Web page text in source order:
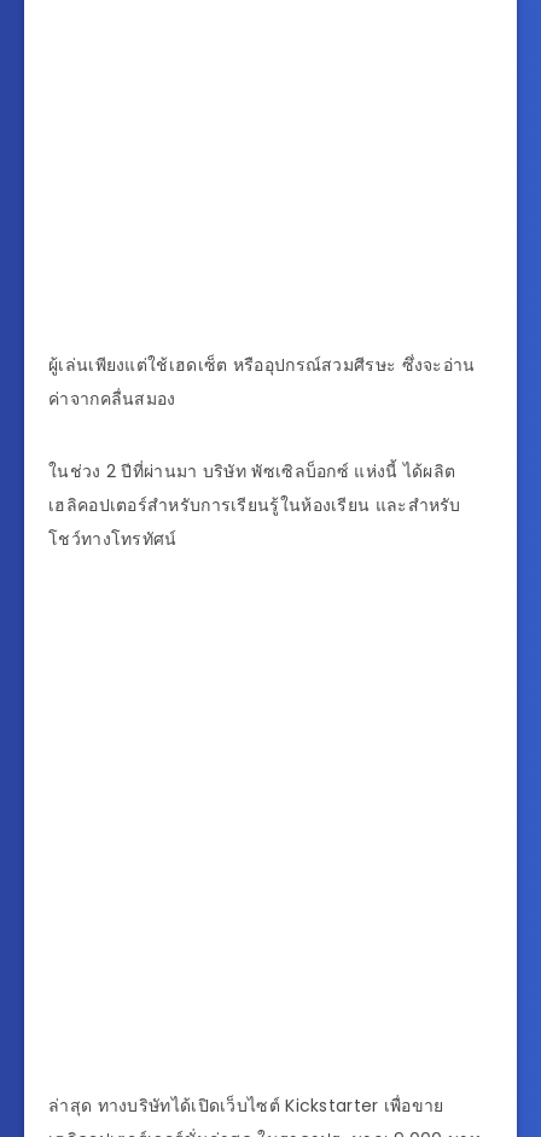
ผู้เล่นเพียงแต่ใช้เฮดเซ็ต หรืออุปกรณ์สวมศีรษะ ซึ่งจะอ่าน
ค่าจากคลื่นสมอง
ในช่วง 2 ปีที่ผ่านมา บริษัท พัซเซิลบ็อกซ์ แห่งนี้ ได้ผลิต
เฮลิคอปเตอร์สำหรับการเรียนรู้ในห้องเรียน และสำหรับ
โชว์ทางโทรทัศน์
ล่าสุด ทางบริษัทได้เปิดเว็บไซต์ Kickstarter เพื่อขาย